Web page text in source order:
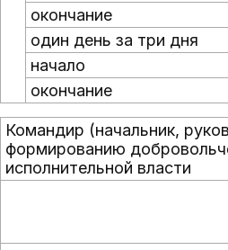
окончание
один день за три дня
начало
окончание
Командир (начальник,
формированию
исполнительной власти